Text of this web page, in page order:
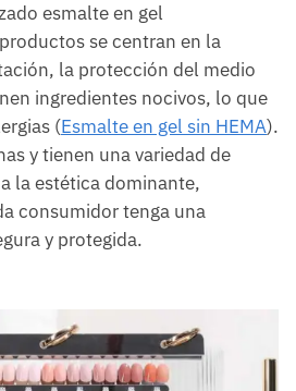
esmalte en gel
se centran en la
la protección del medio
ingredientes nocivos, lo que
(Esmalte en gel sin HEMA).
y tienen una variedad de
la estética dominante,
consumidor tenga una
y protegida.